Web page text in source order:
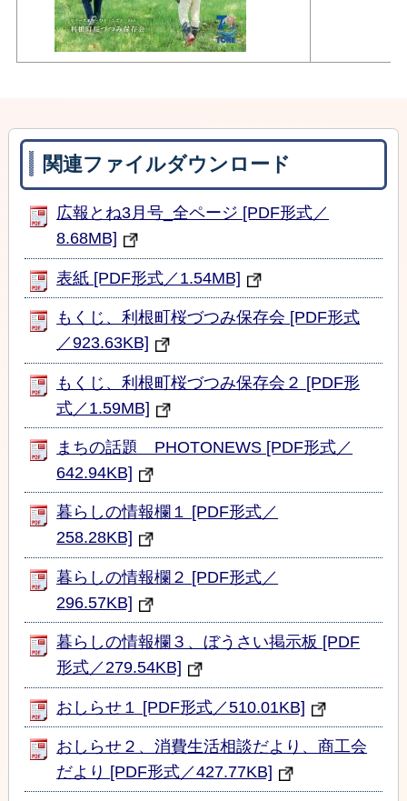
関連ファイルダウンロード
広報とね3月号_全ページ [PDF形式／
8.68MB]
表紙 [PDF形式／1.54MB]
もくじ、利根町桜づつみ保存会 [PDF形式
／923.63KB]
もくじ、利根町桜づつみ保存会２ [PDF形
式／1.59MB]
まちの話題 PHOTONEWS [PDF形式／
642.94KB]
暮らしの情報欄１ [PDF形式／
258.28KB]
暮らしの情報欄２ [PDF形式／
296.57KB]
暮らしの情報欄３、ぼうさい掲示板 [PDF
形式／279.54KB]
おしらせ１ [PDF形式／510.01KB]
おしらせ２、消費生活相談だより、商工会
だより [PDF形式／427.77KB]